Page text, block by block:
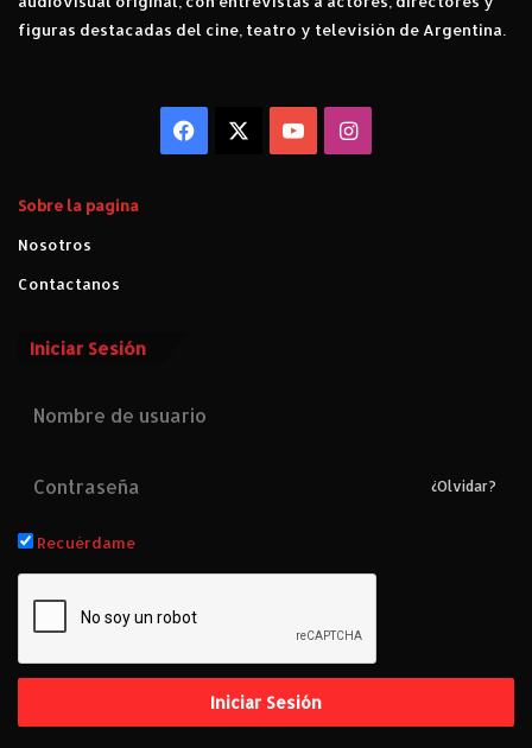
figuras destacadas del cine, teatro y televisión de Argentina.
Facebook YouTubeInstagram
Sobre la pagina
Nosotros
Contactanos
Iniciar Sesión
¿Olvidar?
Recuérdame
Iniciar Sesión